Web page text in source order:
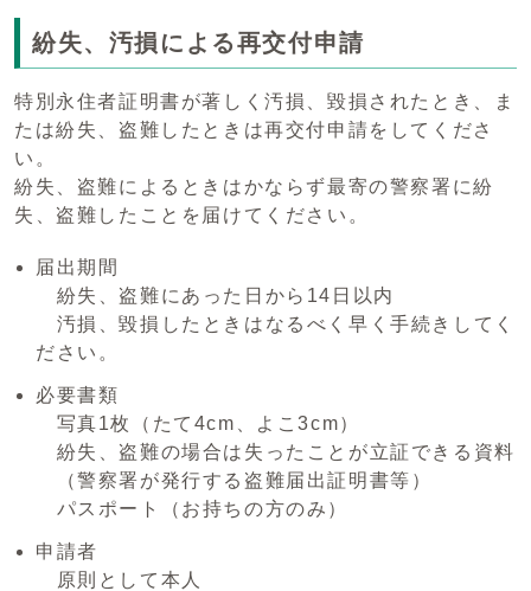
紛失、汚損による再交付申請
特別永住者証明書が著しく汚損、毀損されたとき、ま
たは紛失、盗難したときは再交付申請をしてくださ
い。
紛失、盗難によるときはかならず最寄の警察署に紛
失、盗難したことを届けてください。
届出期間
紛失、盗難にあった日から14日以内
汚損、毀損したときはなるべく早く手続きしてく
ださい。
必要書類
写真1枚（たて4cm、よこ3cm）
紛失、盗難の場合は失ったことが立証できる資料
（警察署が発行する盗難届出証明書等）
パスポート（お持ちの方のみ）
申請者
原則として本人